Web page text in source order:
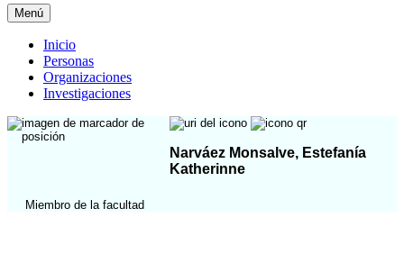
Menú
Inicio
Personas
Organizaciones
Investigaciones
Narváez Monsalve, Estefanía
Katherinne
Miembro de la facultad